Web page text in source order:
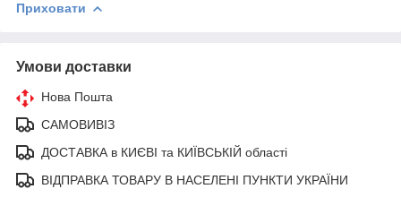
Приховати
Умови доставки
Нова Пошта
САМОВИВІЗ
ДОСТАВКА в КИЄВІ та КИЇВСЬКІЙ області
ВІДПРАВКА ТОВАРУ В НАСЕЛЕНІ ПУНКТИ УКРАЇНИ